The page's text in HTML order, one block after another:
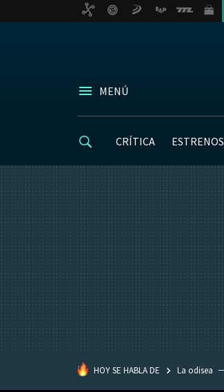
MENÚ
CRÍTICA ESTRENOS
HOY SE HABLA DE La odisea